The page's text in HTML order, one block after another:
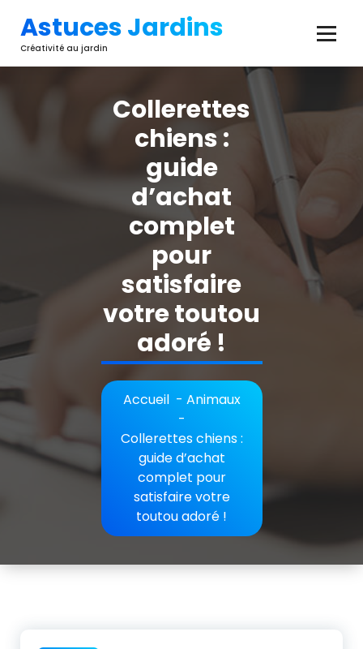
contenu
Astuces Jardins
Créativité au jardin
Collerettes
chiens :
guide
d’achat
complet
pour
satisfaire
votre toutou
adoré !
Accueil- Animaux
-
Collerettes chiens :
guide d’achat
complet pour
satisfaire votre
toutou adoré !